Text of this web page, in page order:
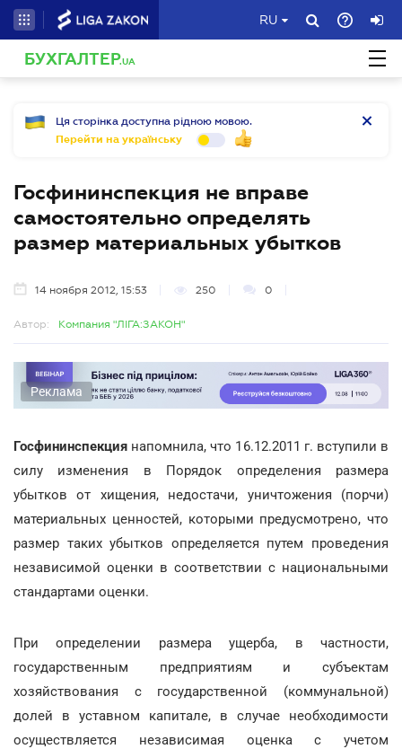
RU
БУХГАЛТЕР.UA
Ця сторінка доступна рідною мовою.
Перейти на українську
Госфининспекция не вправе
самостоятельно определять
размер материальных убытков
14 ноября 2012, 15:53 250 0
Автор: Компания "ЛІГА:ЗАКОН"
Реклама
Госфининспекция напомнила, что 16.12.2011 г. вступили в
силу изменения в Порядок определения размера
убытков от хищения, недостачи, уничтожения (порчи)
материальных ценностей, которыми предусмотрено, что
размер таких убытков определяется путем проведения
независимой оценки в соответствии с национальными
стандартами оценки.
При определении размера ущерба, в частности,
государственным предприятиям и субъектам
хозяйствования с государственной (коммунальной)
долей в уставном капитале, в случае необходимости
осуществляется независимая оценка с учетом